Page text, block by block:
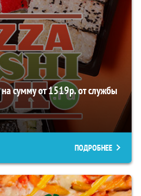
сумму от 1519р. от службы
ПОДРОБНЕЕ